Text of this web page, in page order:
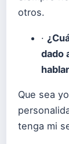
otros.
·
dado
Que sea
tenga mi